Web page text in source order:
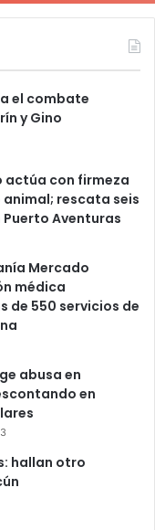
el combate
y Gino
actúa con firmeza
rescata seis
Aventuras
Mercado
médica
de 550 servicios de
abusa en
en
hallan otro